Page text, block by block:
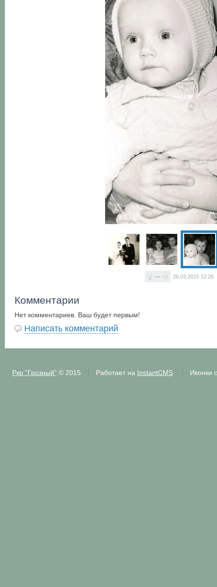
— 26.03.2015 12:26
Комментарии
Нет комментариев. Ваш будет первым!
Написать комментарий
Ркр "Грозный"© 2015 Работает на InstantCMS Иконки